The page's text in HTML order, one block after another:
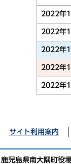
2022年
2022年
2022年
2022年
2022年
サイト利用案内
鹿児島県南大隅町役